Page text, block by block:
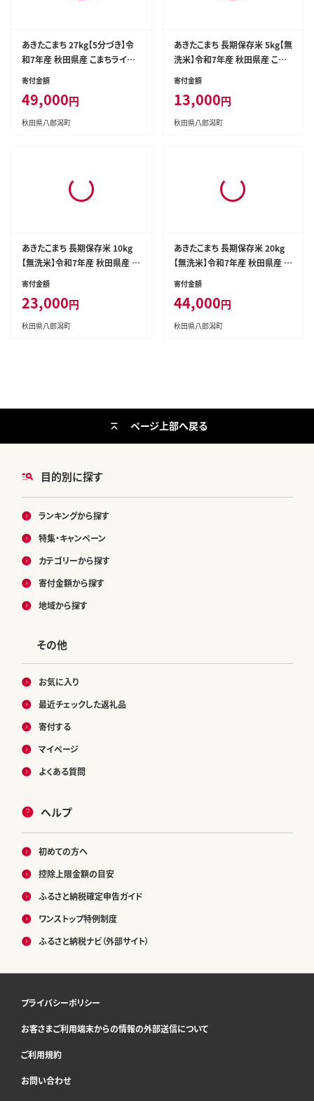
あきたこまち 27kg【5分づき】令
和7年産 秋田県産 こまちライン
[こまちライン あきたこまち ブラ
ンド米 お米 5分搗き 5分づき 米
どころ 秋田 秋田県産]
寄付金額
49,000円
あきたこまち 長期保存米 5kg【無
洗米】令和7年産 秋田県産 こま
ちライン [こまちライン あきたこ
まち ブランド米 長期保存 お米
白米 精米 無洗米 米どころ 秋田
秋田県産]
寄付金額
13,000円
秋田県八郎潟町
あきたこまち 長期保存米 10kg
【無洗米】令和7年産 秋田県産 こ
まちライン [こまちライン あきた
こまち ブランド米 長期保存 お米
精米 無洗米 米どころ 秋田 秋田
県産]
寄付金額
23,000円
あきたこまち 長期保存米 20kg
【無洗米】令和7年産 秋田県産 こ
まちライン [こまちライン あきた
こまち ブランド米 長期保存 お米
精米 無洗米 米どころ 秋田 秋田
県産]
寄付金額
44,000円
目的別に探す
ランキングから探す
特集・キャンペーン
カテゴリーから探す
寄付金額から探す
地域から探す
その他
お気に入り
最近チェックした返礼品
寄付する
マイページ
よくある質問
ヘルプ
初めての方へ
控除上限金額の目安
ふるさと納税確定申告ガイド
ワンストップ特例制度
ふるさと納税ナビ（外部サイト）
ページ上部へ戻る
プライバシーポリシー
お客さまご利用端末からの情報の外部送信について
ご利用規約
お問い合わせ